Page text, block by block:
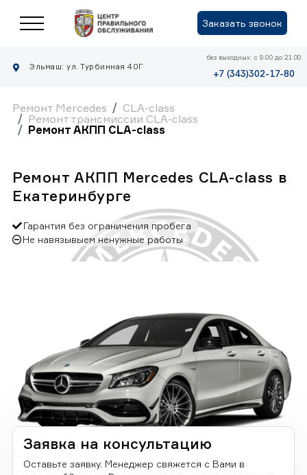
Заказать звонок
Эльмаш: ул. Турбинная 40Г
без выходных: с 9.00 до 21.00
+7 (343)302-17-80
Ремонт Mercedes
CLA-class
Ремонт трансмиссии CLA-class
Ремонт АКПП CLA-class
Ремонт АКПП Mercedes CLA-class в
Екатеринбурге
Гарантия без ограничения пробега
Не навязывыем ненужные работы
Заявка на консультацию
Оставьте заявку. Менеджер свяжется с Вами в